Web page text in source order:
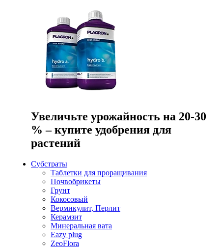
Увеличьте урожайность на 20-30
% – купите удобрения для
растений
Субстраты
Таблетки для проращивания
Почвобрикеты
Грунт
Кокосовый
Вермикулит, Перлит
Керамзит
Минеральная вата
Eazy plug
ZeoFlora